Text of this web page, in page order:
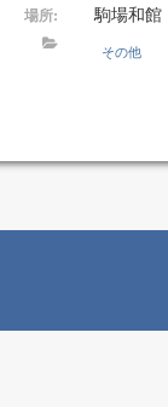
場所: 駒場和館
その他